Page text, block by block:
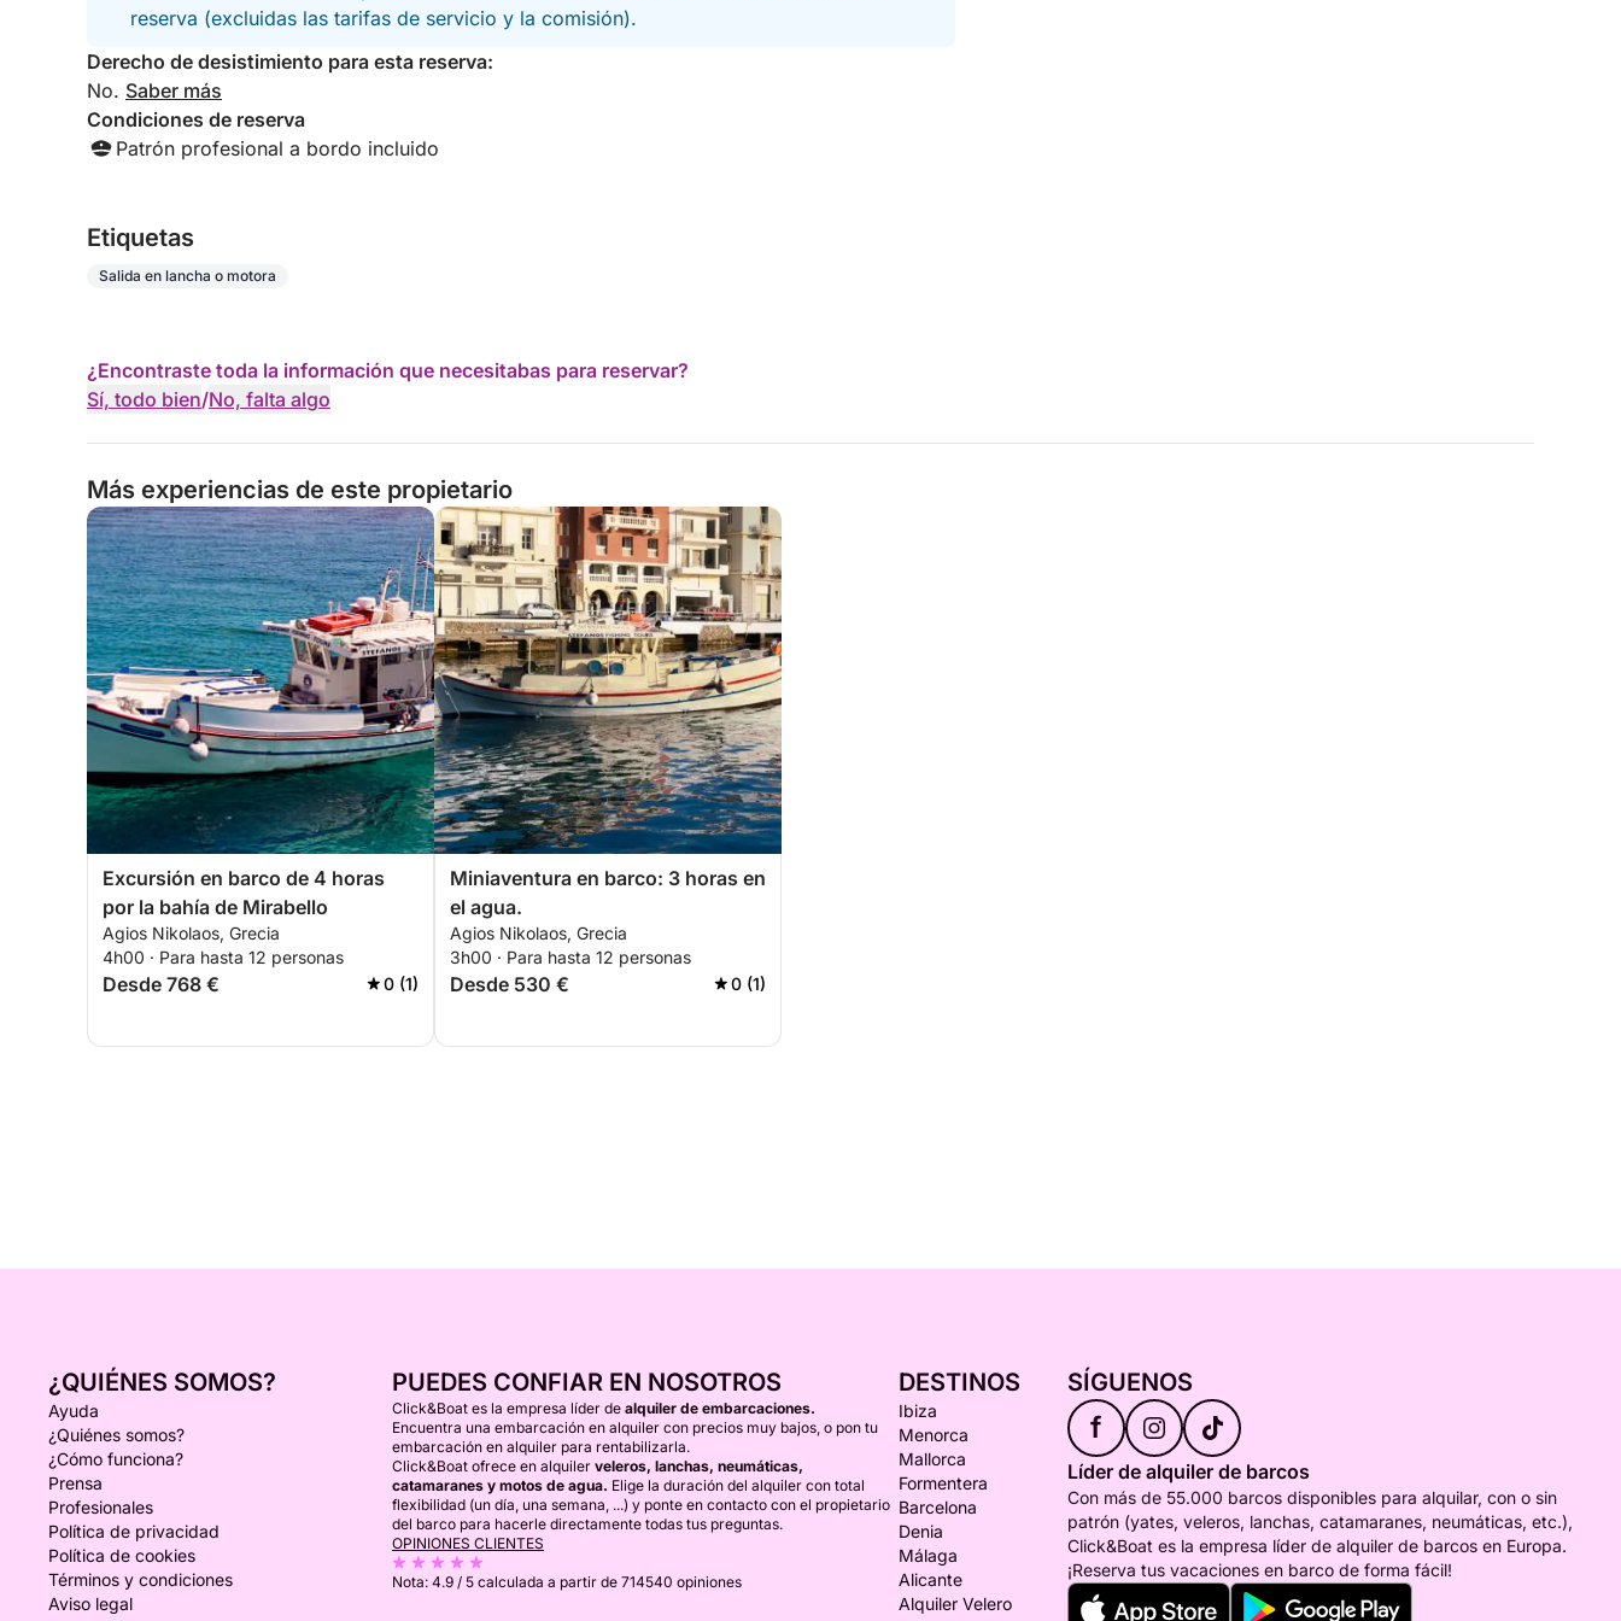
reserva (excluidas las tarifas de servicio y la comisión).
Derecho de desistimiento para esta reserva:
No. Saber más
Condiciones de reserva
Patrón profesional a bordo incluido
Etiquetas
Salida en lancha o motora
¿Encontraste toda la información que necesitabas para reservar?
Sí, todo bien/No, falta algo
Más experiencias de este propietario
Excursión en barco de 4 horas
por la bahía de Mirabello
Agios Nikolaos, Grecia
4h00 · Para hasta 12 personas
Desde 768 € 0 (1)
Miniaventura en barco: 3 horas en
el agua.
Agios Nikolaos, Grecia
3h00 · Para hasta 12 personas
Desde 530 € 0 (1)
¿QUIÉNES SOMOS?
Ayuda
¿Quiénes somos?
¿Cómo funciona?
Prensa
Profesionales
Política de privacidad
Política de cookies
Términos y condiciones
Aviso legal
PUEDES CONFIAR EN NOSOTROS
Click&Boat es la empresa líder de alquiler de embarcaciones.
Encuentra una embarcación en alquiler con precios muy bajos, o pon tu
embarcación en alquiler para rentabilizarla.
Click&Boat ofrece en alquiler veleros, lanchas, neumáticas,
catamaranes y motos de agua. Elige la duración del alquiler con total
flexibilidad (un día, una semana, ...) y ponte en contacto con el propietario
del barco para hacerle directamente todas tus preguntas.
OPINIONES CLIENTES
Nota: 4.9 / 5 calculada a partir de 714540 opiniones
DESTINOS
Ibiza
Menorca
Mallorca
Formentera
Barcelona
Denia
Málaga
Alicante
Alquiler Velero
SÍGUENOS
f
Líder de alquiler de barcos
Con más de 55.000 barcos disponibles para alquilar, con o sin
patrón (yates, veleros, lanchas, catamaranes, neumáticas, etc.),
Click&Boat es la empresa líder de alquiler de barcos en Europa.
¡Reserva tus vacaciones en barco de forma fácil!